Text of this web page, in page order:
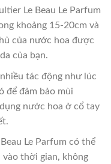
Le Beau Le Parfum
khoảng 15-20cm và
của nước hoa được
của bạn.
tác động như lúc
để đảm bảo mùi
nước hoa ở cổ tay
Le Parfum có thể
thời gian, không